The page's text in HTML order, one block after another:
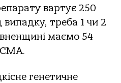
вартує 250
треба 1 чи 2
маємо 54
СМА.
генетичне